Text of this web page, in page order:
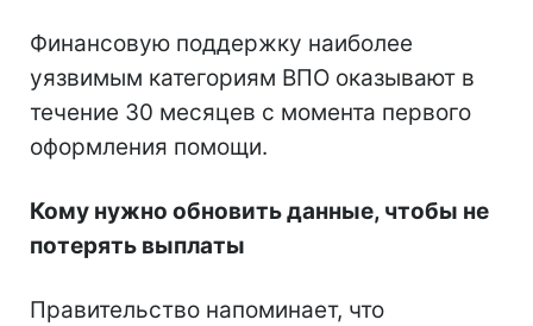
Финансовую поддержку наиболее
уязвимым категориям ВПО оказывают в
течение 30 месяцев с момента первого
оформления помощи.
Кому нужно обновить данные, чтобы не
потерять выплаты
Правительство напоминает, что